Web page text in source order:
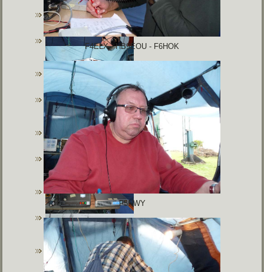
F4ELX - HB9EOU - F6HOK
F5NWY